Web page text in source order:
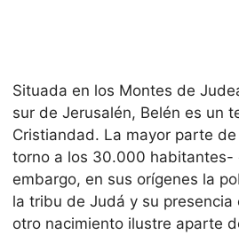
Situada en los Montes de
sur de Jerusalén, Belén es un
Cristiandad. La mayor parte
torno a los 30.000 habitantes-
embargo, en sus orígenes la
la tribu de Judá y su presencia
otro nacimiento ilustre aparte